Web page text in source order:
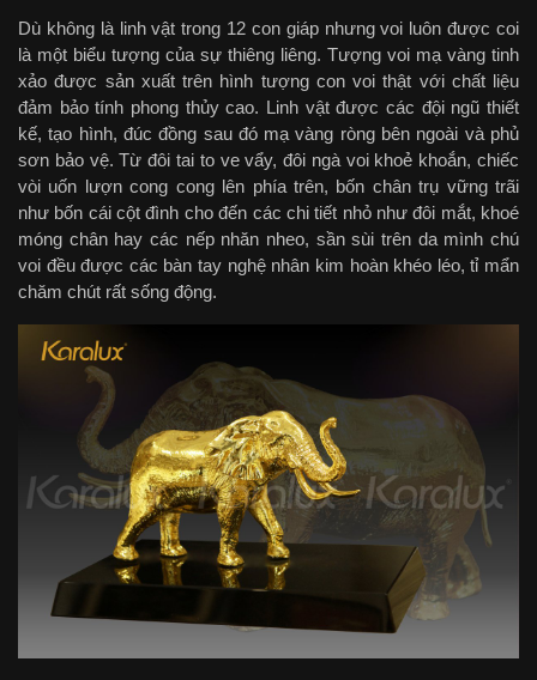
Dù không là linh vật trong 12 con giáp nhưng voi luôn được coi
là một biểu tượng của sự thiêng liêng. Tượng voi mạ vàng tinh
xảo được sản xuất trên hình tượng con voi thật với chất liệu
đảm bảo tính phong thủy cao. Linh vật được các đội ngũ thiết
kế, tạo hình, đúc đồng sau đó mạ vàng ròng bên ngoài và phủ
sơn bảo vệ. Từ đôi tai to ve vẩy, đôi ngà voi khoẻ khoắn, chiếc
vòi uốn lượn cong cong lên phía trên, bốn chân trụ vững trãi
như bốn cái cột đình cho đến các chi tiết nhỏ như đôi mắt, khoé
móng chân hay các nếp nhăn nheo, sần sùi trên da mình chú
voi đều được các bàn tay nghệ nhân kim hoàn khéo léo, tỉ mẩn
chăm chút rất sống động.